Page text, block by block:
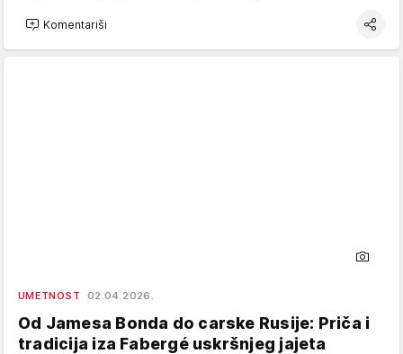
Komentariši
UMETNOST 02.04.2026.
Od Jamesa Bonda do carske Rusije: Priča i
tradicija iza Fabergé uskršnjeg jajeta